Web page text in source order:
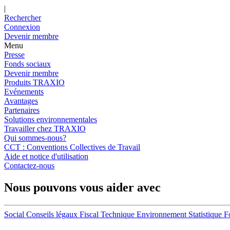
|
Rechercher
Connexion
Devenir membre
Menu
Presse
Fonds sociaux
Devenir membre
Produits TRAXIO
Evénements
Avantages
Partenaires
Solutions environnementales
Travailler chez TRAXIO
Qui sommes-nous?
CCT : Conventions Collectives de Travail
Aide et notice d'utilisation
Contactez-nous
Nous pouvons vous aider avec
Social Conseils légaux Fiscal Technique Environnement Statistique